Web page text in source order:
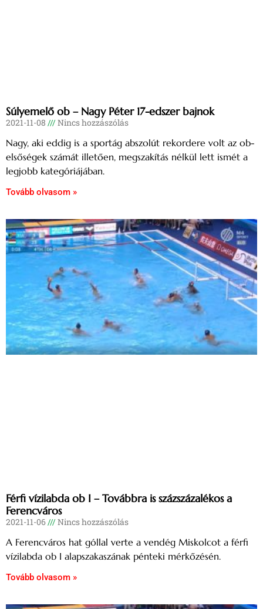
Súlyemelő ob – Nagy Péter 17-edszer bajnok
2021-11-08 Nincs hozzászólás
Nagy, aki eddig is a sportág abszolút rekordere volt az ob-
elsőségek számát illetően, megszakítás nélkül lett ismét a
legjobb kategóriájában.
Tovább olvasom »
Férfi vízilabda ob I – Továbbra is százszázalékos a
Ferencváros
2021-11-06 Nincs hozzászólás
A Ferencváros hat góllal verte a vendég Miskolcot a férfi
vízilabda ob I alapszakaszának pénteki mérkőzésén.
Tovább olvasom »